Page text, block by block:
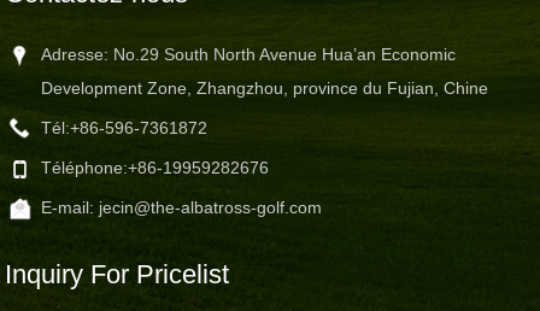
Adresse: No.29 South North Avenue Hua’an Economic
Development Zone, Zhangzhou, province du Fujian, Chine
Tél:+86-596-7361872
Téléphone:+86-19959282676
E-mail: jecin@the-albatross-golf.com
Inquiry For Pricelist